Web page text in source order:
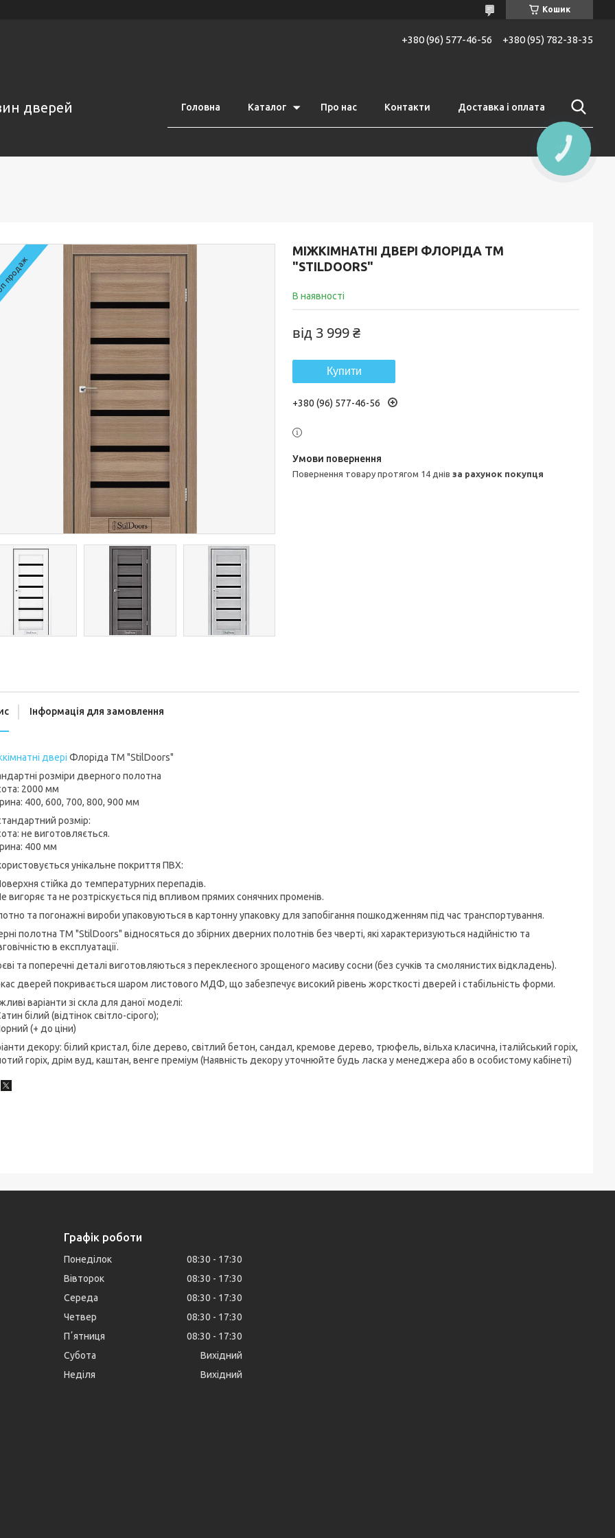
Кошик
+380 (96) 577-46-56 +380 (95) 782-38-35
дверей Головна Каталог Про нас Контакти Доставка і оплата
МІЖКІМНАТНІ ДВЕРІ ФЛОРІДА ТМ
"STILDOORS"
В наявності
від 3 999 ₴
Купити
+380 (96) 577-46-56
повернення товару протягом 14 днів за рахунок покупця
Інформація для замовлення
двері Флоріда ТМ "StilDoors"
розміри дверного полотна
2000 мм
400, 600, 700, 800, 900 мм
розмір:
не виготовляється.
400 мм
унікальне покриття ПВХ:
стійка до температурних перепадів.
вигоряє та не розтріскується під впливом прямих сонячних променів.
та погонажні вироби упаковуються в картонну упаковку для запобігання пошкодженням під час транспортування.
полотна ТМ "StilDoors" відносяться до збірних дверних полотнів без чверті, які характеризуються надійністю та
в експлуатації.
та поперечні деталі виготовляються з переклеєного зрощеного масиву сосни (без сучків та смолянистих відкладень).
дверей покривається шаром листового МДФ, що забезпечує високий рівень жорсткості дверей і стабільність форми.
варіанти зі скла для даної моделі:
білий (відтінок світло-сірого);
(+ до ціни)
декору: білий кристал, біле дерево, світлий бетон, сандал, кремове дерево, трюфель, вільха класична, італійський горіх,
горіх, дрім вуд, каштан, венге преміум (Наявність декору уточнюйте будь ласка у менеджера або в особистому кабінеті)
Графік роботи
Понеділок 08:30
17:30
Вівторок
08:30
17:30
Середа
08:30
17:30
Четвер
08:30
17:30
Пʼятниця
08:30
17:30
Субота
Вихідний
Неділя
Вихідний
КНОПКА
ЗВ'ЯЗКУ